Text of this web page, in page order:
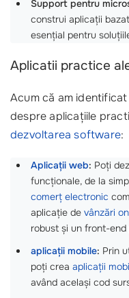
Support pentru
construi aplicații
esențial pentru
Aplicatii practice
Acum că am
despre aplicațiile
dezvoltarea software:
Aplicații web: Poți
funcționale, de la
comerț electronic
aplicație de vânzări
robust și un front-end
aplicații mobile: Prin
poți crea aplicații
având același cod